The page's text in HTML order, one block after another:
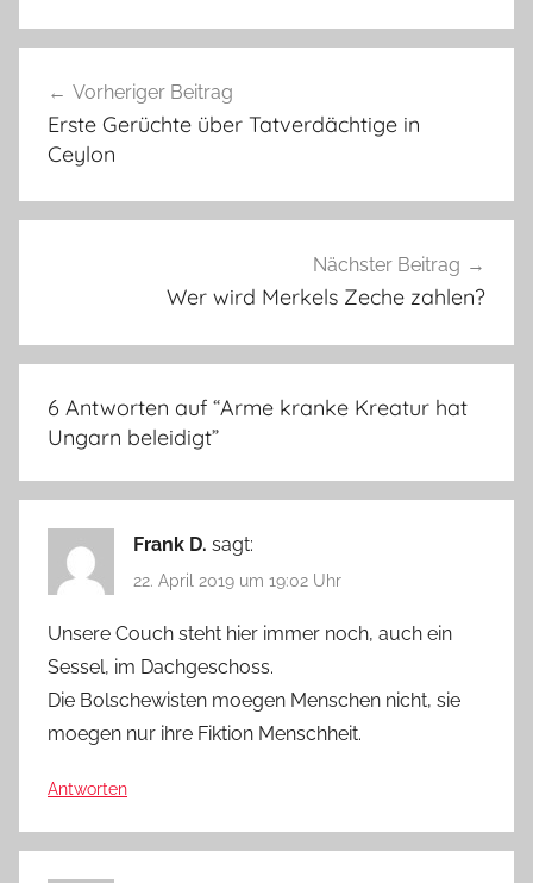
Vorheriger Beitrag
Erste Gerüchte über Tatverdächtige in
Ceylon
Nächster Beitrag
Wer wird Merkels Zeche zahlen?
6 Antworten auf “Arme kranke Kreatur hat
Ungarn beleidigt”
Frank D. sagt:
22. April 2019 um 19:02 Uhr
Unsere Couch steht hier immer noch, auch ein
Sessel, im Dachgeschoss.
Die Bolschewisten moegen Menschen nicht, sie
moegen nur ihre Fiktion Menschheit.
Antworten